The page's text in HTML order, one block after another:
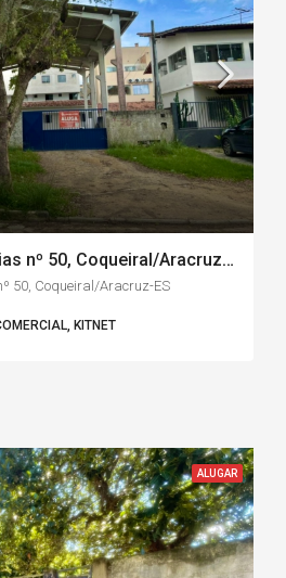
Rua das Samambaias nº 50, Coqueiral/Aracruz-ES
50, Coqueiral/Aracruz-ES
KITNET
ALUGAR